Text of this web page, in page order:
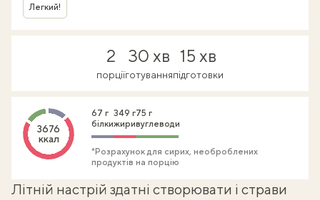
Легкий!
2
порції
30 хв
готування
15 хв
підготовки
3676
ккал
67 г
білки
349 г
жири
75 г
вуглеводи
*Розрахунок для сирих, необроблених
продуктів на порцію
Літній настрій здатні створювати і страви